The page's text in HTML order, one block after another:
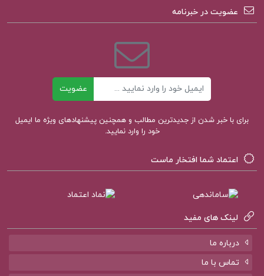
کتاب در رویای بابل ریچارد براتیگان
کتاب مسافرخانه گی‌دو موپاسان
عضویت در خبرنامه
عضویت
برای با خبر شدن از جدیدترین مطالب و همچنین پیشنهادهای ویژه ما ایمیل
خود را وارد نمایید.
اعتماد شما افتخار ماست
لینک های مفید
درباره ما
تماس با ما